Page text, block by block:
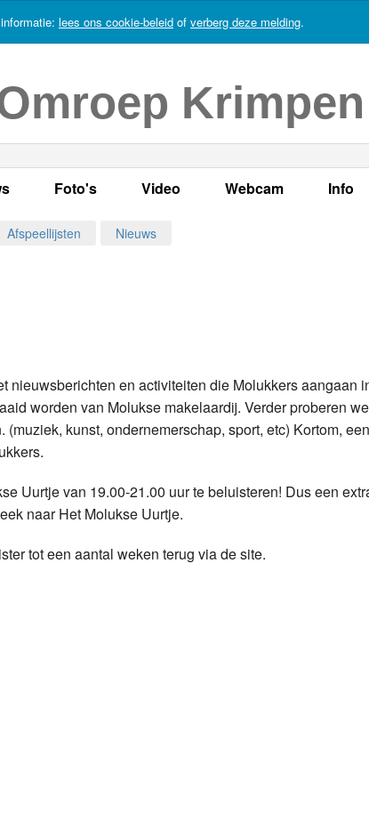
lees ons cookie-beleid of verberg deze melding.
Krimpen
Lokaal Nieuws
Foto's
Algemeen
Video
LOK TV
Webcam Info
Afspeellijsten Nieuws
nieuwsberichten en activiteiten die Molukkers aangaan
worden van Molukse makelaardij. Verder proberen
kunst, ondernemerschap, sport, etc) Kortom,
Uurtje van 19.00-21.00 uur te beluisteren! Dus een
naar Het Molukse Uurtje.
tot een aantal weken terug via de site.